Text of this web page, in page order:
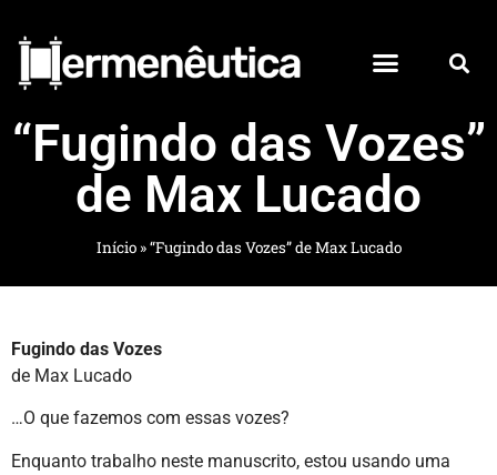
“Fugindo das Vozes”
de Max Lucado
Início»“Fugindo das Vozes” de Max Lucado
Fugindo das Vozes
de Max Lucado
…O que fazemos com essas vozes?
Enquanto trabalho neste manuscrito, estou usando uma